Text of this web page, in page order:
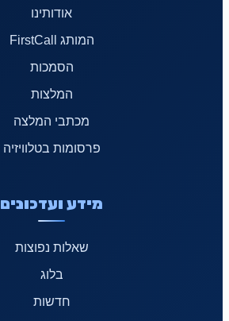
אודותינו
המותג FirstCall
הסמכות
המלצות
מכתבי המלצה
פרסומות בטלוויזיה
מידע ועדכונים
שאלות נפוצות
בלוג
חדשות